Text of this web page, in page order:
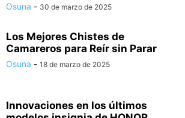
Osuna - 30 de marzo de 2025
Los Mejores Chistes de
Camareros para Reír sin Parar
Osuna - 18 de marzo de 2025
Innovaciones en los últimos